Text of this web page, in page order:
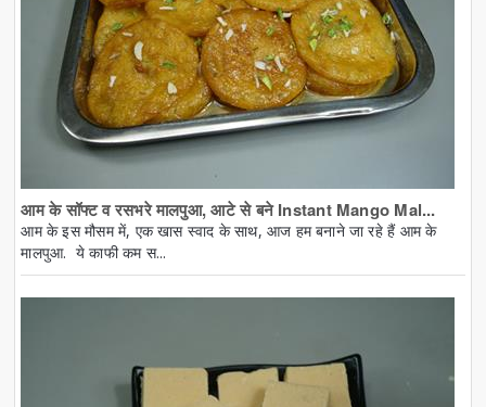
आम के सॉफ्ट व रसभरे मालपुआ, आटे से बने Instant Mango Mal...
आम के इस मौसम में, एक खास स्वाद के साथ, आज हम बनाने जा रहे हैं आम के
मालपुआ. ये काफी कम स...